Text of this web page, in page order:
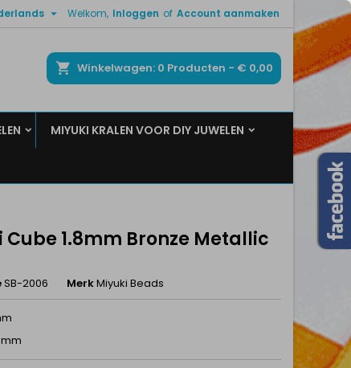
Welkom, Inloggen of Account aanmaken

Winkelwagen 0 Producten - € 0,00
MIYUKI KRALEN VOOR DIY JUWELEN
Cube 1.8mm Bronze Metallic
SB-2006 MerkMiyuki Beads